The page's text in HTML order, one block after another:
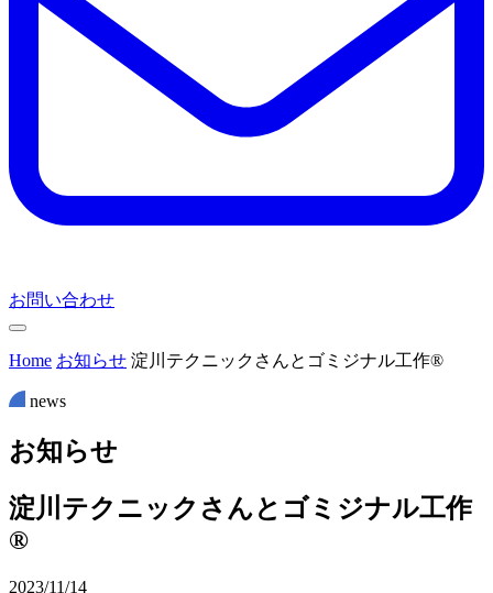
お問い合わせ
Home お知らせ 淀川テクニックさんとゴミジナル工作®
news
お知らせ
淀川テクニックさんとゴミジナル工作
®
2023/11/14